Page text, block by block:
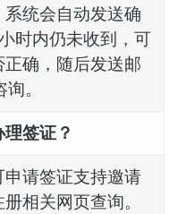
系统会自动发送确
时内仍未收到，可
确，随后发送邮
询。
签证？
请签证支持邀请
相关网页查询。